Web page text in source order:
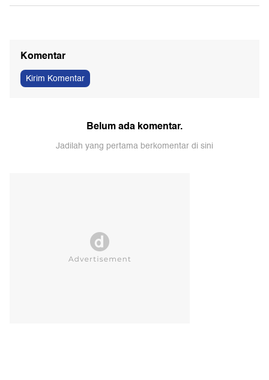
Komentar
Kirim Komentar
Belum ada komentar.
Jadilah yang pertama berkomentar di sini